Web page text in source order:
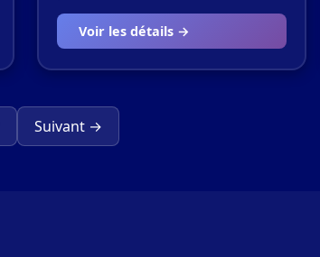
Voir les détails →
Suivant →